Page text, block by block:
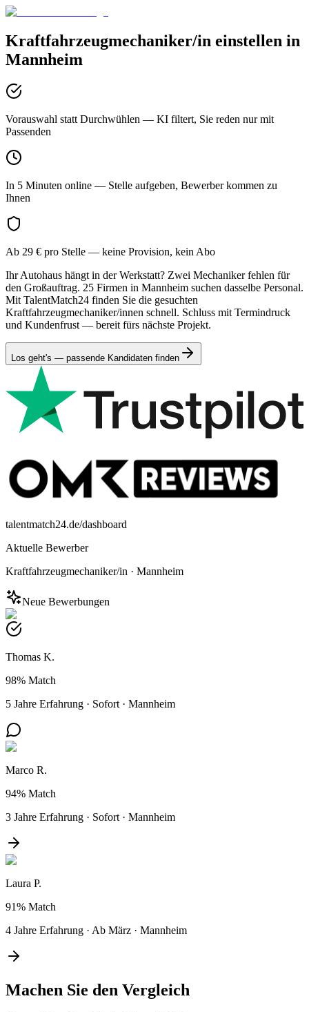
Kraftfahrzeugmechaniker/in einstellen in
Mannheim
Vorauswahl statt Durchwühlen — KI filtert, Sie reden nur mit
Passenden
In 5 Minuten online — Stelle aufgeben, Bewerber kommen zu
Ihnen
Ab 29 € pro Stelle — keine Provision, kein Abo
Ihr Autohaus hängt in der Werkstatt? Zwei Mechaniker fehlen für
den Großauftrag. 25 Firmen in Mannheim suchen dasselbe Personal.
Mit TalentMatch24 finden Sie die gesuchten
Kraftfahrzeugmechaniker/innen schnell. Schluss mit Termindruck
und Kundenfrust — bereit fürs nächste Projekt.
Los geht's — passende Kandidaten finden
talentmatch24.de/dashboard
Aktuelle Bewerber
Kraftfahrzeugmechaniker/in · Mannheim
Neue Bewerbungen
Thomas K.
98% Match
5 Jahre Erfahrung · Sofort · Mannheim
Marco R.
94% Match
3 Jahre Erfahrung · Sofort · Mannheim
Laura P.
91% Match
4 Jahre Erfahrung · Ab März · Mannheim
Machen Sie den Vergleich